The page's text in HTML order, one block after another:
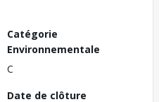
Catégorie
Environnementale
C
Date de clôture